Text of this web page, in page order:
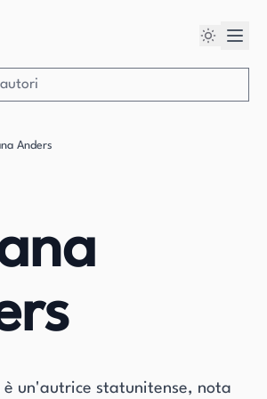
Anders
è un'autrice statunitense, nota